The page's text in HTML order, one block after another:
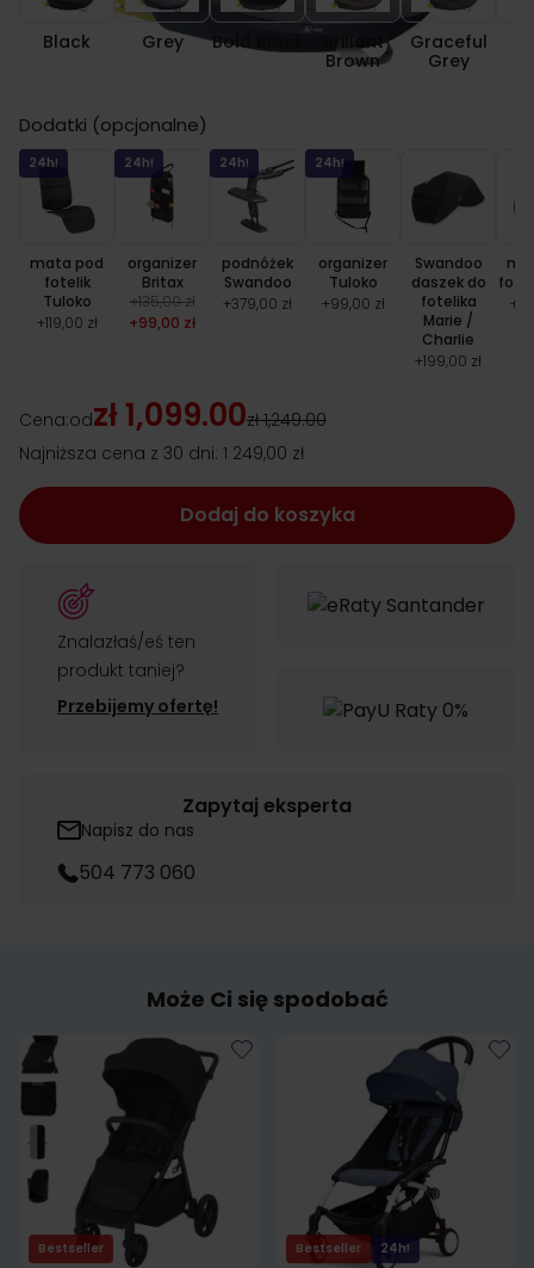
Black Grey Bold Black
Brillant
Brown
Graceful
Grey
Dodatki (opcjonalne)
24h!
mata pod
fotelik
Tuloko
+119,00 zł
24h!
organizer
Britax
+135,00 zł
+99,00 zł
24h!
podnóżek
Swandoo
+379,00 zł
24h!
organizer
Tuloko
+99,00 zł
Swandoo
daszek do
fotelika
Marie /
Charlie
+199,00 zł
+
Cena:odzł 1,099.00zł 1,249.00
Najniższa cena z 30 dni: 1 249,00 zł
Dodaj do koszyka
Znalazłaś/eś ten
produkt taniej?
Przebijemy ofertę!
Zapytaj eksperta
Napisz do nas
504 773 060
Może Ci się spodobać
Bestseller Bestseller 24h!